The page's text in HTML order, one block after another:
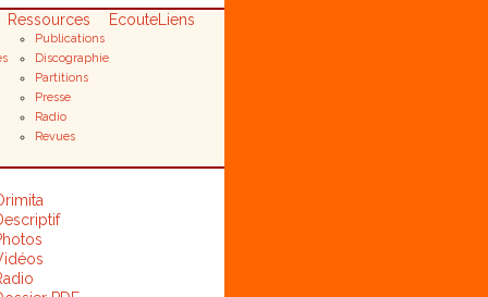
Ressources
Publications
Discographie
Partitions
Presse
Radio
Revues
Ecoute Liens